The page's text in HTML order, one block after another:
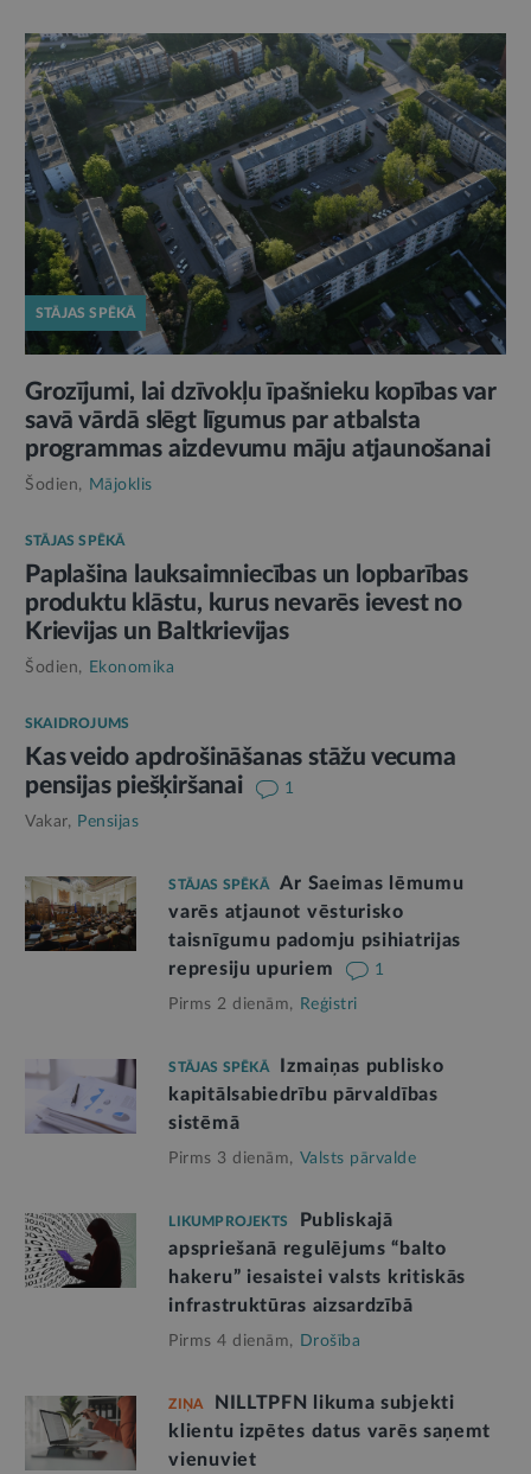
STĀJAS SPĒKĀ
Grozījumi, lai dzīvokļu īpašnieku kopības var
savā vārdā slēgt līgumus par atbalsta
programmas aizdevumu māju atjaunošanai
Šodien, Mājoklis
STĀJAS SPĒKĀ
Paplašina lauksaimniecības un lopbarības
produktu klāstu, kurus nevarēs ievest no
Krievijas un Baltkrievijas
Šodien, Ekonomika
SKAIDROJUMS
Kas veido apdrošināšanas stāžu vecuma
pensijas piešķiršanai
1
Vakar, Pensijas
STĀJAS SPĒKĀ
Ar Saeimas lēmumu
varēs atjaunot vēsturisko
taisnīgumu padomju psihiatrijas
represiju upuriem
1
Pirms 2 dienām, Reģistri
STĀJAS SPĒKĀ
Izmaiņas publisko
kapitālsabiedrību pārvaldības
sistēmā
Pirms 3 dienām, Valsts pārvalde
LIKUMPROJEKTS
Publiskajā
apspriešanā regulējums “balto
hakeru” iesaistei valsts kritiskās
infrastruktūras aizsardzībā
Pirms 4 dienām, Drošība
ZIŅA
NILLTPFN likuma subjekti
klientu izpētes datus varēs saņemt
vienuviet